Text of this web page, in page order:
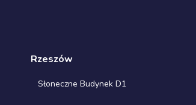
Rzeszów
Słoneczne Budynek D1